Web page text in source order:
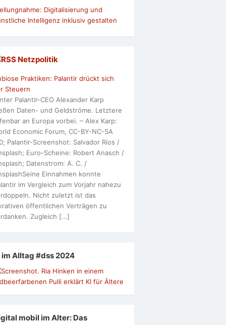
Digitalisierung und
Intelligenz inklusiv gestalten
Netzpolitik
Praktiken: Palantir drückt sich
Steuern
Palantir-CEO Alexander Karp
Daten- und Geldströme. Letztere
an Europa vorbei. – Alex Karp:
Economic Forum, CC-BY-NC-SA
Palantir-Screenshot: Salvador Rios /
Euro-Scheine: Robert Anasch /
Datenstrom: A. C. /
Einnahmen konnte
im Vergleich zum Vorjahr nahezu
Nicht zuletzt ist das
öffentlichen Verträgen zu
Zugleich […]
im Alltag #dss 2024
mobil im Alter: Das